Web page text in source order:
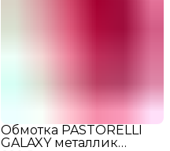
Обмотка PASTORELLI
GALAXY металлик